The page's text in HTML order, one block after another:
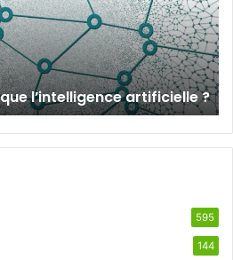
l’intelligence artificielle ?
595
144